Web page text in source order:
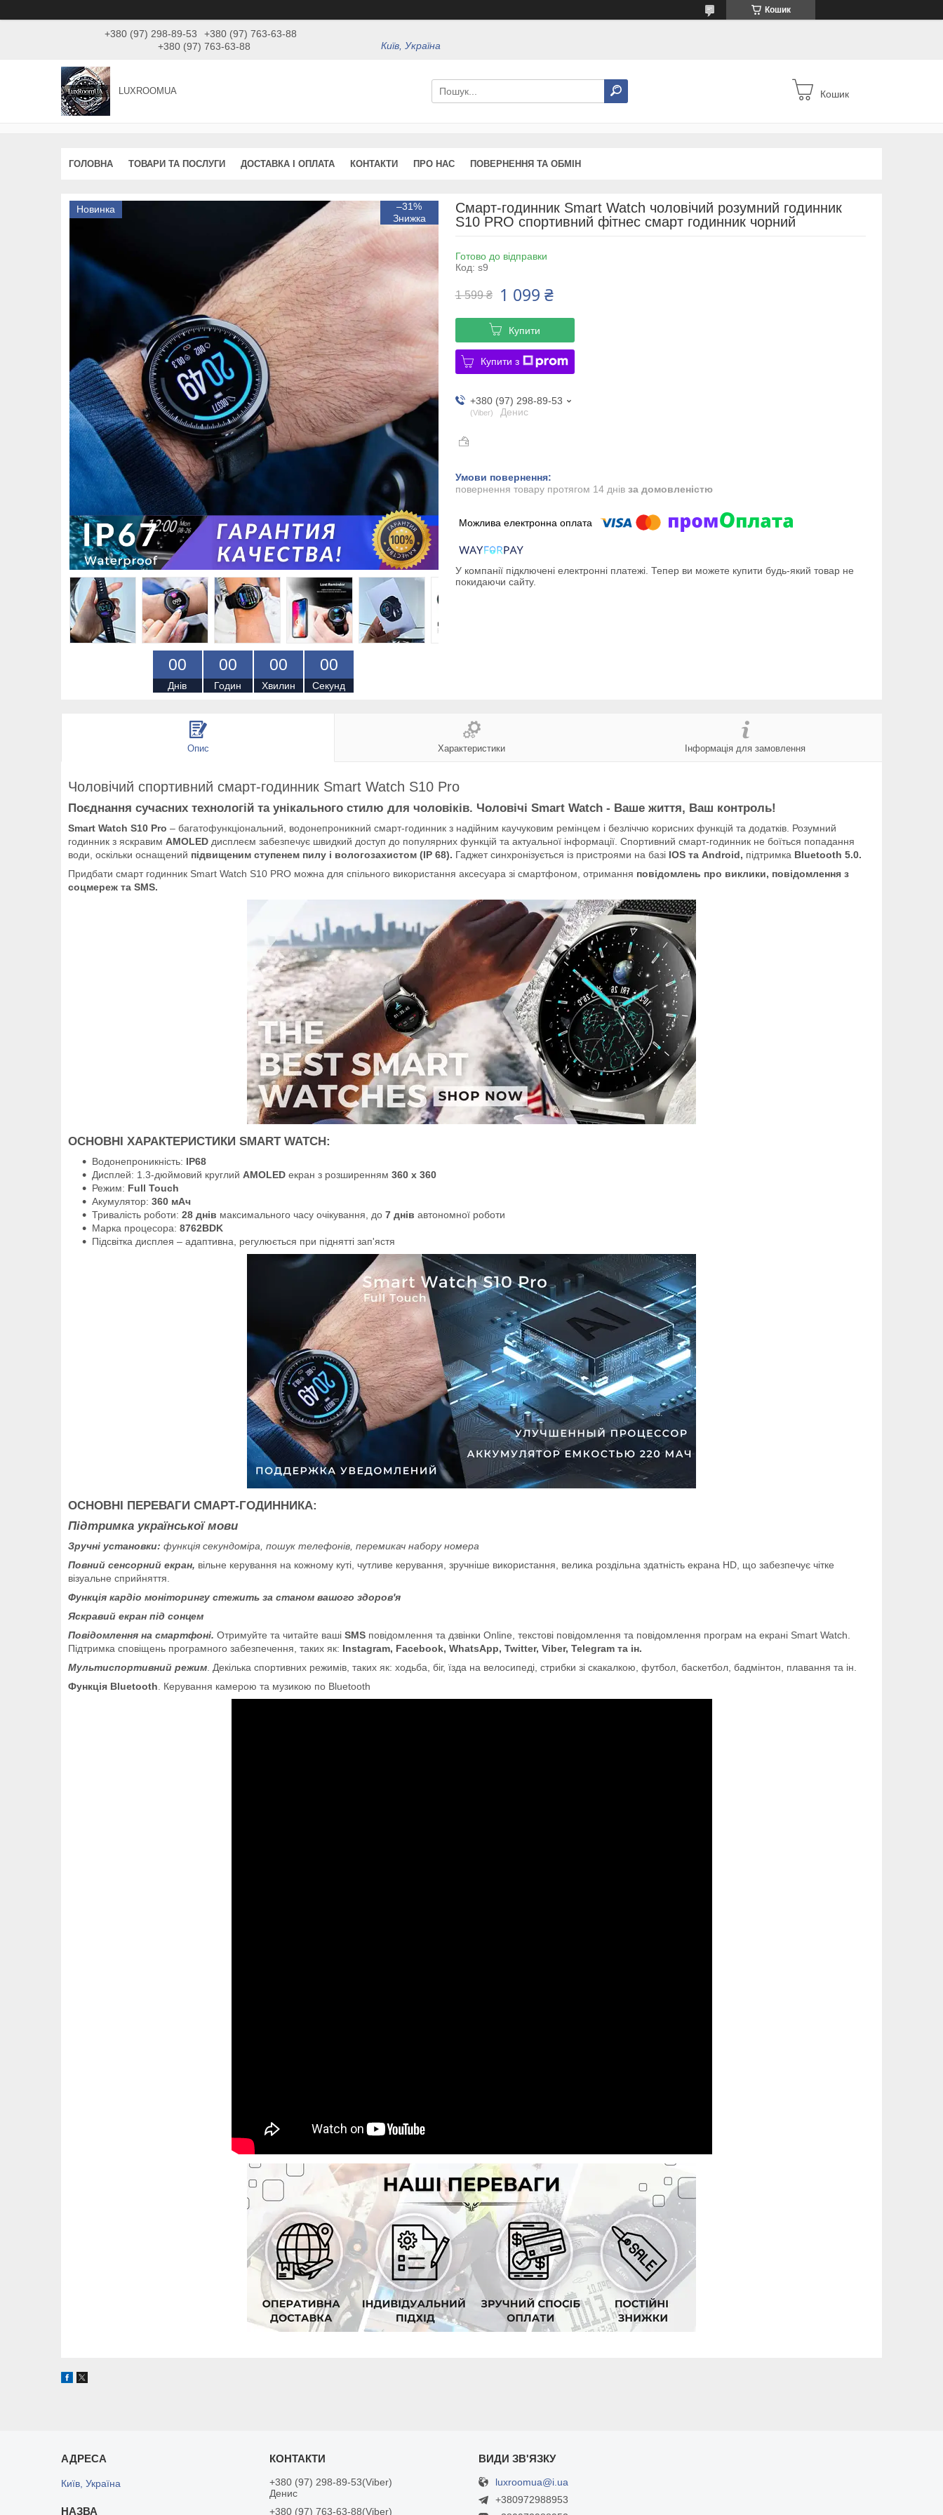
Кошик
+380 (97) 298-89-53
+380 (97) 763-63-88
+380 (97) 763-63-88
Київ, Україна
LUXROOMUА Кошик
ГОЛОВНА ТОВАРИ ТА ПОСЛУГИ ДОСТАВКА І ОПЛАТА КОНТАКТИ ПРО НАС ПОВЕРНЕННЯ ТА ОБМІН
Новинка –31%
00
Днів
00
Годин
00
Хвилин
00
Секунд
Смарт-годинник Smart Watch чоловічий розумний годинник
S10 PRO спортивний фітнес смарт годинник чорний
Готово до відправки
Код: s9
1 599 ₴ 1 099 ₴
Купити
Купити з
+380 (97) 298-89-53
Viber Денис
повернення товару протягом 14 днів за домовленістю
У компанії підключені електронні платежі. Тепер ви можете купити будь-який товар не
покидаючи сайту.
Опис Характеристики Інформація для замовлення
Чоловічий спортивний смарт-годинник Smart Watch S10 Pro
Поєднання сучасних технологій та унікального стилю для чоловіків. Чоловічі Smart Watch - Ваше життя, Ваш контроль!
Smart Watch S10 Рro – багатофункціональний, водонепроникний смарт-годинник з надійним каучуковим ремінцем і безліччю корисних функцій та додатків. Розумний
годинник з яскравим AMOLED дисплеєм забезпечує швидкий доступ до популярних функцій та актуальної інформації. Спортивний смарт-годинник не боїться попадання
води, оскільки оснащений підвищеним ступенем пилу і вологозахистом (IP 68). Гаджет синхронізується із пристроями на базі IOS та Android, підтримка Bluetooth 5.0.
Придбати смарт годинник Smart Watch S10 PRO можна для спільного використання аксесуара зі смартфоном, отримання повідомлень про виклики, повідомлення з
соцмереж та SMS.
ОСНОВНІ ХАРАКТЕРИСТИКИ SMART WATCH:
Водонепроникність: IP68
Дисплей: 1.3-дюймовий круглий AMOLED екран з розширенням 360 x 360
Режим: Full Touch
Акумулятор: 360 мАч
Тривалість роботи: 28 днів максимального часу очікування, до 7 днів автономної роботи
Марка процесора: 8762ВDK
Підсвітка дисплея – адаптивна, регулюється при піднятті зап'ястя
ОСНОВНІ ПЕРЕВАГИ СМАРТ-ГОДИННИКА:
Підтримка української мови
Зручні установки: функція секундоміра, пошук телефонів, перемикач набору номера
Повний сенсорний екран, вільне керування на кожному куті, чутливе керування, зручніше використання, велика роздільна здатність екрана HD, що забезпечує чітке
візуальне сприйняття.
Функція кардіо моніторингу стежить за станом вашого здоров'я
Яскравий екран під сонцем
Повідомлення на смартфоні. Отримуйте та читайте ваші SMS повідомлення та дзвінки Online, текстові повідомлення та повідомлення програм на екрані Smart Watch.
Підтримка сповіщень програмного забезпечення, таких як: Instagram, Facebook, WhatsApp, Twitter, Viber, Telegram та ін.
Мультиспортивний режим . Декілька спортивних режимів, таких як: ходьба, біг, їзда на велосипеді, стрибки зі скакалкою, футбол, баскетбол, бадмінтон, плавання та ін.
Функція Bluetooth . Керування камерою та музикою по Bluetooth
Київ, Україна +380 (97) 298-89-53 Viber
Денис
+380 (97) 763-63-88 Viber
luxroomua@i.ua
+380972988953